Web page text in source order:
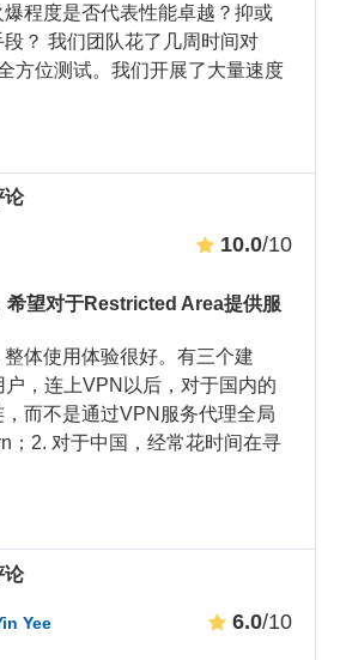
程度是否代表性能卓越？抑或
？ 我们团队花了几周时间对
方位测试。我们开展了大量速度
论
10.0/10
希望对于Restricted Area提供服
体使用体验很好。有三个建
户，连上VPN以后，对于国内的
而不是通过VPN服务代理全局
；2. 对于中国，经常花时间在寻
论
Yee 6.0/10